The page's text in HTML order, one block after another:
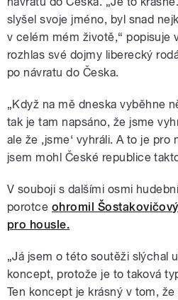
slyšel svoje jméno, byl snad
v celém mém životě,“ popisuje
rozhlas své dojmy liberecký
po návratu do Česka.
„Když na mě dneska vyběhne
tak je tam napsáno, že jsme
ale že ‚jsme‘ vyhráli. A to je
jsem mohl České republice
V souboji s dalšími osmi
porotce ohromil
pro housle.
„Já jsem o této soutěži slýchal
koncept, protože je to taková
Ten koncept je krásný v tom,